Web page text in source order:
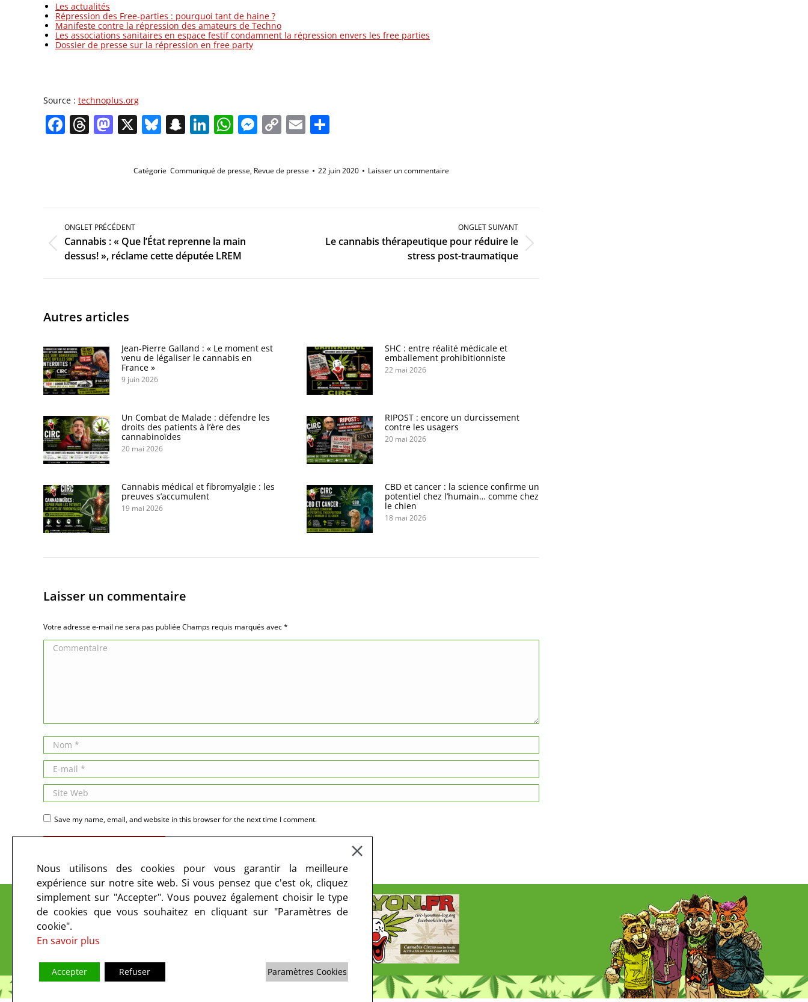
Les actualités
Répression des Free-parties : pourquoi tant de haine ?
Manifeste contre la répression des amateurs de Techno
Les associations sanitaires en espace festif condamnent la répression envers les free parties
Dossier de presse sur la répression en free party
Source : technoplus.org
Facebook
Threads
Mastodon
X Bluesky
Snapchat
LinkedIn
WhatsApp
Messenger
CopyEmail
Catégorie Communiqué de presse, Revue de presse 22 juin 2020 Laisser un commentaire
Navigation
commentaire
ONGLET PRÉCÉDENT
Onglet
précédent
Cannabis : « Que l’État reprenne la main
dessus! », réclame cette députée LREM
ONGLET SUIVANT
OngletLe cannabis thérapeutique pour réduire le
stress post-traumatique
Autres articles
Jean-Pierre Galland : « Le moment est
venu de légaliser le cannabis en
France »
9 juin 2026
SHC : entre réalité médicale et
emballement prohibitionniste
22 mai 2026
Un Combat de Malade : défendre les
droits des patients à l’ère des
cannabinoïdes
20 mai 2026
RIPOST : encore un durcissement
contre les usagers
20 mai 2026
Cannabis médical et fibromyalgie : les
preuves s’accumulent
19 mai 2026
CBD et cancer : la science confirme un
potentiel chez l’humain… comme chez
le chien
18 mai 2026
Laisser un commentaire
Votre adresse e-mail ne sera pas publiée Champs requis marqués avec*
Commentaire
Nom *
E-mail *
Site Web
Save my name, email, and website in this browser for the next time I comment.
Le CIRC sur les ondes et sur le web
Nous utilisons des cookies pour vous garantir la meilleure
expérience sur notre site web. Si vous pensez que c'est ok, cliquez
simplement sur "Accepter". Vous pouvez également choisir le type
de cookies que vous souhaitez en cliquant sur "Paramètres de
cookie".
En savoir plus
Accepter Refuser Paramètres Cookies